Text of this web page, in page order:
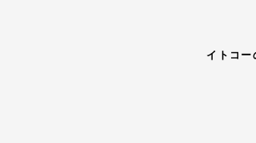
イトコー